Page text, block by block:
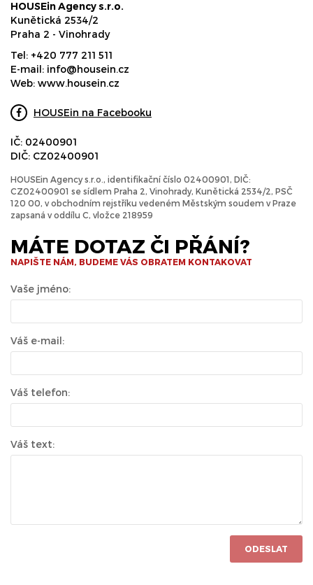
HOUSEin Agency s.r.o.
Kunětická 2534/2
Praha 2 - Vinohrady
Tel: +420 777 211 511
E-mail: info@housein.cz
Web: www.housein.cz
HOUSEin na Facebooku
IČ: 02400901
DIČ: CZ02400901
HOUSEin Agency s.r.o., identifikační číslo 02400901, DIČ:
CZ02400901 se sídlem Praha 2, Vinohrady, Kunětická 2534/2, PSČ
120 00, v obchodním rejstříku vedeném Městským soudem v Praze
zapsaná v oddílu C, vložce 218959
MÁTE DOTAZ ČI PŘÁNÍ?
NAPIŠTE NÁM, BUDEME VÁS OBRATEM KONTAKOVAT
Vaše jméno:
Váš e-mail:
Váš telefon:
Váš text:
ODESLAT